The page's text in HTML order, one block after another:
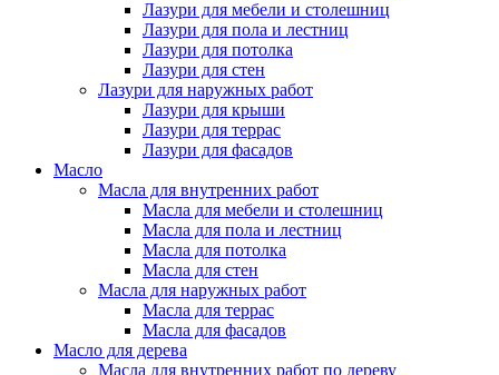
Лазури для мебели и столешниц
Лазури для пола и лестниц
Лазури для потолка
Лазури для стен
Лазури для наружных работ
Лазури для крыши
Лазури для террас
Лазури для фасадов
Масло
Масла для внутренних работ
Масла для мебели и столешниц
Масла для пола и лестниц
Масла для потолка
Масла для стен
Масла для наружных работ
Масла для террас
Масла для фасадов
Масло для дерева
Масла для внутренних работ по дереву